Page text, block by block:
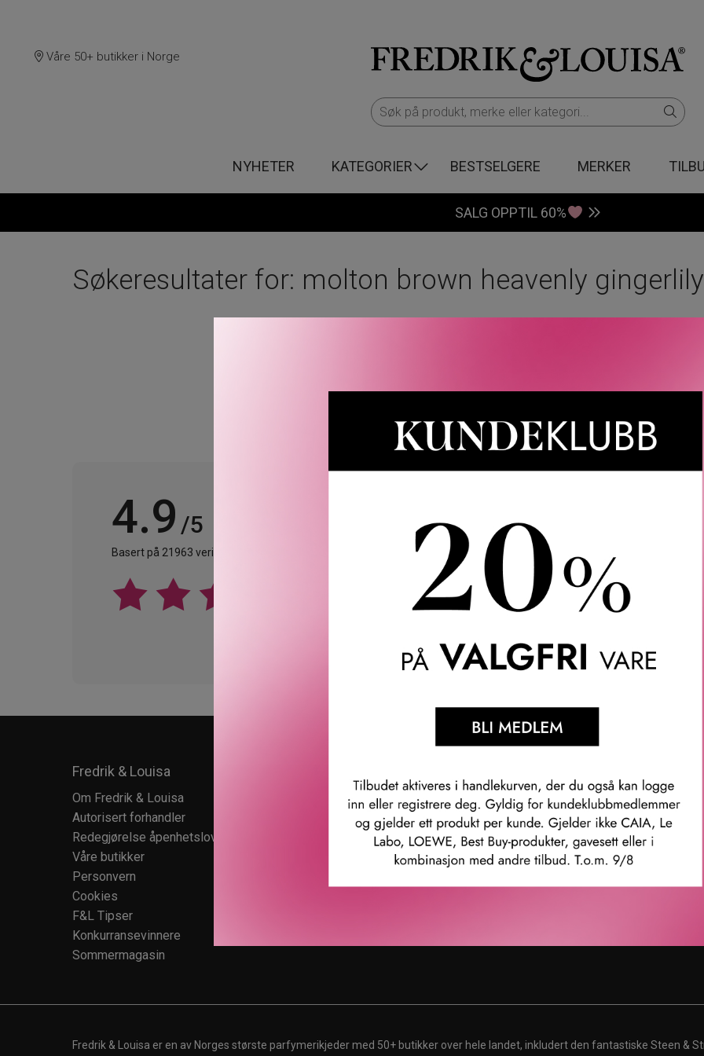
Våre 50+ butikker i Norge
NYHETER KATEGORIER BESTSELGERE MERKER
SALG OPPTIL 60%
Søkeresultater for: molton brown heavenly gingerlily
Våre kunder om oss
4.9 /5
Basert på 21963 verifiserte omtaler.
Verifisert kunde
Topp
Fredrik & Louisa
Om Fredrik & Louisa
Autorisert forhandler
Redegjørelse åpenhetsloven
Våre butikker
Personvern
Cookies
F&L Tipser
Konkurransevinnere
Sommermagasin
Kundeservice
Kundeklubb
Salgsbetingelser
Ledige stillinger
Fredrik & Louisa er en av Norges største parfymerikjeder med 50+ butikker over hele landet, inkludert den fantastiske Steen &